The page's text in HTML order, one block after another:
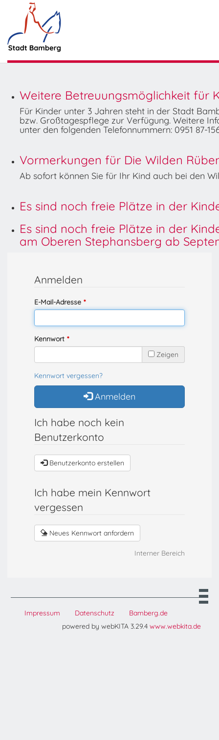
Weitere Betreuungsmöglichkeit für
Für Kinder unter 3 Jahren steht in der Stadt
bzw. Großtagespflege zur Verfügung. Weitere
unter den folgenden Telefonnummern: 0951 87-
Vormerkungen für Die Wilden
Ab sofort können Sie für Ihr Kind auch bei den
Es sind noch freie Plätze in der
Es sind noch freie Plätze in der
am Oberen Stephansberg ab
Anmelden
E-Mail-Adresse
Kennwort
Zeigen
Kennwort vergessen?
Anmelden
Ich habe noch kein
Benutzerkonto
Benutzerkonto erstellen
Ich habe mein Kennwort
vergessen
Neues Kennwort anfordern
Interner Bereich
Impressum Datenschutz
Bamberg.de
powered by webKITA 3.29.4 www.webkita.de